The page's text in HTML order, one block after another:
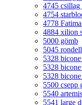
4745 csillag
4754
4778
4884 xilion
5000 gömb
5045
5328
5328
5328
5500 csepp
5540 artemis
5541 large